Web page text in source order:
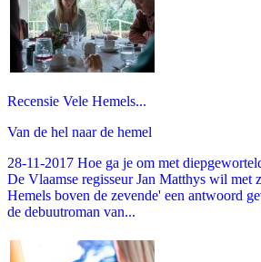
Recensie Vele Hemels...
Van de hel naar de hemel
28-11-2017 Hoe ga je om met
De Vlaamse regisseur Jan Matthys wil met
Hemels boven de zevende' een antwoord
de debuutroman van...